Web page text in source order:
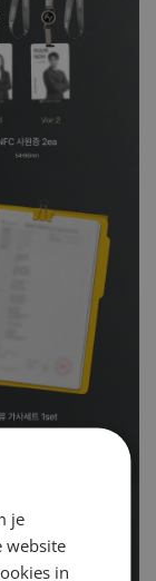
je
website
in